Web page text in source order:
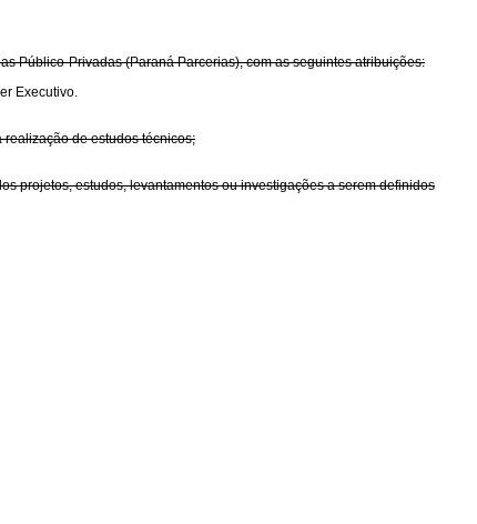
Público-Privadas (Paraná Parcerias), com as seguintes atribuições:
Executivo.
de estudos técnicos;
projetos, estudos, levantamentos ou investigações a serem definidos